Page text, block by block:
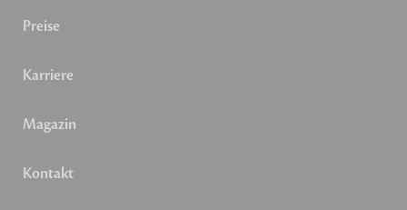
Preise
Karriere
Magazin
Kontakt